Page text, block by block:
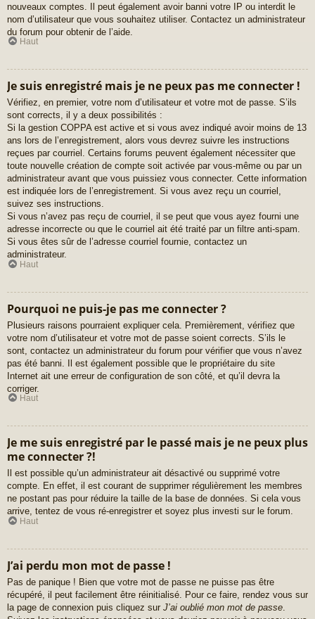
nouveaux comptes. Il peut également avoir banni votre IP ou interdit le
nom d’utilisateur que vous souhaitez utiliser. Contactez un administrateur
du forum pour obtenir de l’aide.
Haut
Je suis enregistré mais je ne peux pas me connecter !
Vérifiez, en premier, votre nom d’utilisateur et votre mot de passe. S’ils
sont corrects, il y a deux possibilités :
Si la gestion COPPA est active et si vous avez indiqué avoir moins de 13
ans lors de l’enregistrement, alors vous devrez suivre les instructions
reçues par courriel. Certains forums peuvent également nécessiter que
toute nouvelle création de compte soit activée par vous-même ou par un
administrateur avant que vous puissiez vous connecter. Cette information
est indiquée lors de l’enregistrement. Si vous avez reçu un courriel,
suivez ses instructions.
Si vous n’avez pas reçu de courriel, il se peut que vous ayez fourni une
adresse incorrecte ou que le courriel ait été traité par un filtre anti-spam.
Si vous êtes sûr de l’adresse courriel fournie, contactez un
administrateur.
Haut
Pourquoi ne puis-je pas me connecter ?
Plusieurs raisons pourraient expliquer cela. Premièrement, vérifiez que
votre nom d’utilisateur et votre mot de passe soient corrects. S’ils le
sont, contactez un administrateur du forum pour vérifier que vous n’avez
pas été banni. Il est également possible que le propriétaire du site
Internet ait une erreur de configuration de son côté, et qu’il devra la
corriger.
Haut
Je me suis enregistré par le passé mais je ne peux plus
me connecter ?!
Il est possible qu’un administrateur ait désactivé ou supprimé votre
compte. En effet, il est courant de supprimer régulièrement les membres
ne postant pas pour réduire la taille de la base de données. Si cela vous
arrive, tentez de vous ré-enregistrer et soyez plus investi sur le forum.
Haut
J’ai perdu mon mot de passe !
Pas de panique ! Bien que votre mot de passe ne puisse pas être
récupéré, il peut facilement être réinitialisé. Pour ce faire, rendez vous sur
la page de connexion puis cliquez sur J’ai oublié mon mot de passe